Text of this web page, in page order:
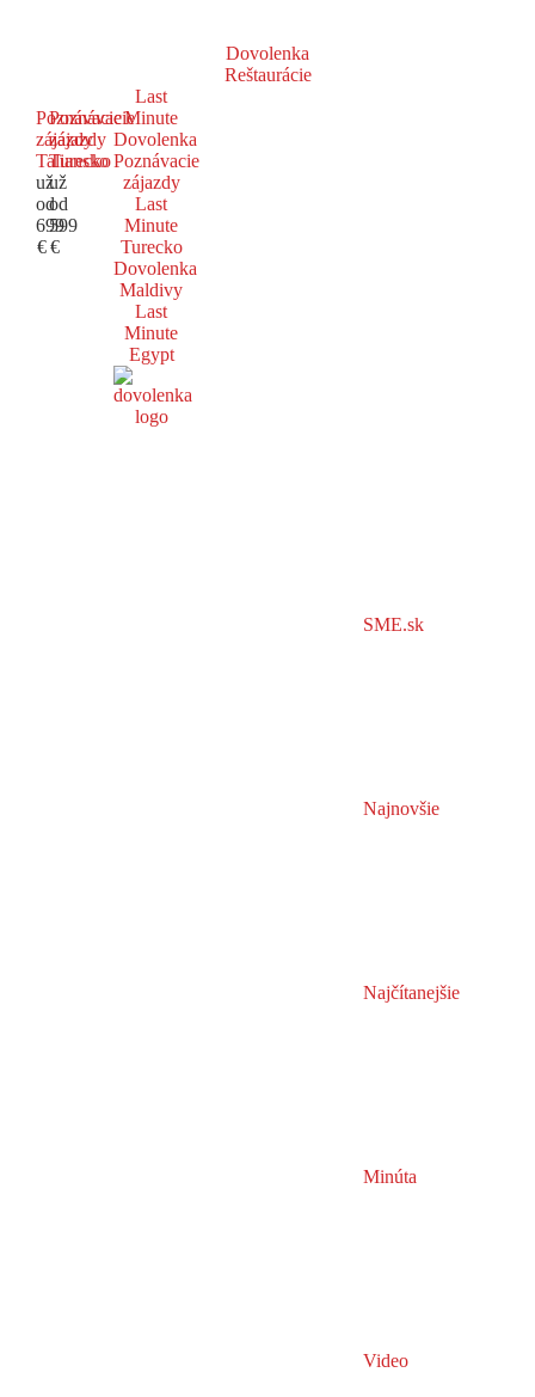
Dovolenka
Reštaurácie
Poznávacie
zájazdy
Taliansko
už
od
699
€
Poznávacie
zájazdy
Turecko
už
od
599
€
Last
Minute
Dovolenka
Poznávacie
zájazdy
Last
Minute
Turecko
Dovolenka
Maldivy
Last
Minute
Egypt
SME.sk
Najnovšie
Najčítanejšie
Minúta
Video